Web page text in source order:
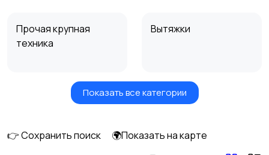
Прочая крупная
техника
Вытяжки
Посудомоечные
Стиральные машины
Показать все категории
👉 Сохранить поиск
🌍Показать на карте